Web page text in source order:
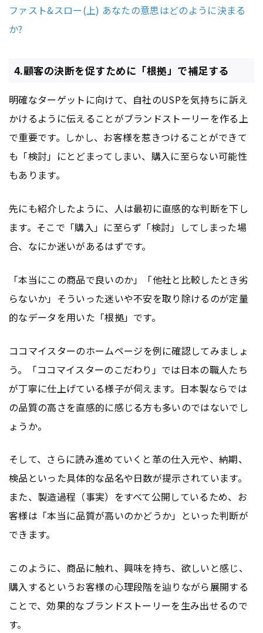
ファスト&スロー(上) あなたの意思はどのように決まる
か?
4.顧客の決断を促すために「根拠」で補足する
明確なターゲットに向けて、自社のUSPを気持ちに訴え
かけるように伝えることがブランドストーリーを作る上
で重要です。しかし、お客様を惹きつけることができて
も「検討」にとどまってしまい、購入に至らない可能性
もあります。
先にも紹介したように、人は最初に直感的な判断を下し
ます。そこで「購入」に至らず「検討」してしまった場
合、なにか迷いがあるはずです。
「本当にこの商品で良いのか」「他社と比較したとき劣
らないか」そういった迷いや不安を取り除けるのが定量
的なデータを用いた「根拠」です。
ココマイスターのホームページを例に確認してみましょ
う。「ココマイスターのこだわり」では日本の職人たち
が丁寧に仕上げている様子が伺えます。日本製ならでは
の品質の高さを直感的に感じる方も多いのではないでし
ょうか。
そして、さらに読み進めていくと革の仕入元や、納期、
検品といった具体的な品名や日数が提示されています。
また、製造過程（事実）をすべて公開しているため、お
客様は「本当に品質が高いのかどうか」といった判断が
できます。
このように、商品に触れ、興味を持ち、欲しいと感じ、
購入するというお客様の心理段階を辿りながら展開する
ことで、効果的なブランドストーリーを生み出せるので
す。